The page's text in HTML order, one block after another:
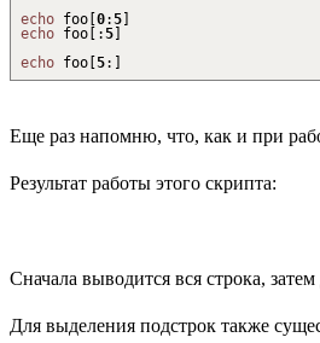
echo foo 0:5
echo foo :5
echo foo 5:
Еще раз напомню, что, как и при
Результат работы этого скрипта:
Сначала выводится вся строка,
Для выделения подстрок также